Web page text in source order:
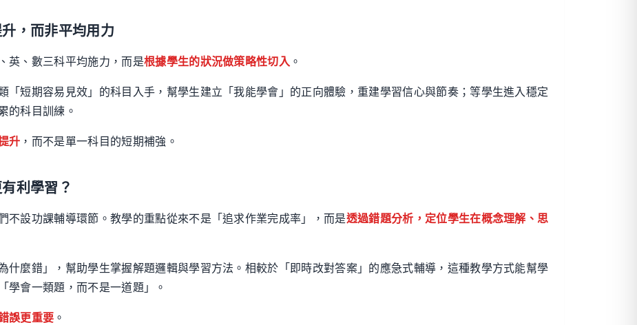
，而非平均用力
英、數三科平均施力，而是根據學生的狀況做策略性切入 。
「短期容易見效」的科目入手，幫學生建立「我能學會」的正向體驗，重建學習信心與節奏；等學生進入穩定
的科目訓練。
升 ，而不是單一科目的短期補強。
利學習？
不設功課輔導環節。教學的重點從來不是「追求作業完成率」，而是透過錯題分析，定位學生在概念理解、思
什麼錯」，幫助學生掌握解題邏輯與學習方法。相較於「即時改對答案」的應急式輔導，這種教學方式能幫學
學會一類題，而不是一道題」。
誤更重要 。